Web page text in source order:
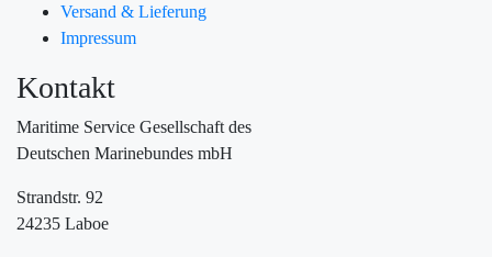
Versand & Lieferung
Impressum
Kontakt
Maritime Service Gesellschaft des
Deutschen Marinebundes mbH
Strandstr. 92
24235 Laboe